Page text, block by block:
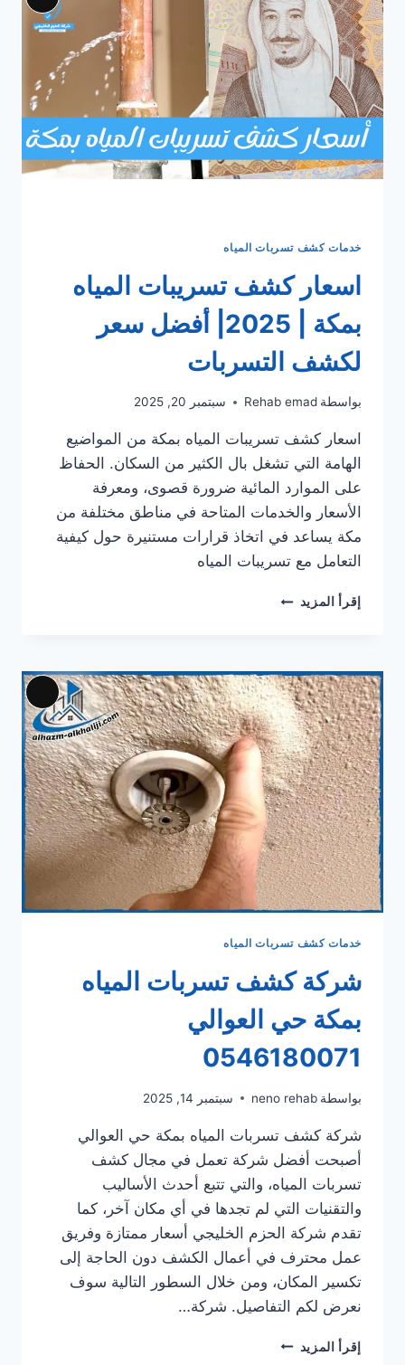
المخفية
بمكة؟
نصائح
الحزم
الخليجي
Long
خدمات كشف تسربات المياه
اسعار كشف تسريبات المياه
بمكة | 2025| أفضل سعر
لكشف التسربات
بواسطة Rehab emad سبتمبر 20, 2025
اسعار كشف تسريبات المياه بمكة من المواضيع
الهامة التي تشغل بال الكثير من السكان. الحفاظ
على الموارد المائية ضرورة قصوى، ومعرفة
الأسعار والخدمات المتاحة في مناطق مختلفة من
مكة يساعد في اتخاذ قرارات مستنيرة حول كيفية
التعامل مع تسريبات المياه
إقرأ المزيد اسعار
بمكة
|
2025|
أفضل
سعر
لكشف
التسربات
Long
خدمات كشف تسربات المياه
شركة كشف تسربات المياه
بمكة حي العوالي
0546180071
بواسطة neno rehab سبتمبر 14, 2025
شركة كشف تسربات المياه بمكة حي العوالي
أصبحت أفضل شركة تعمل في مجال كشف
تسربات المياه، والتي تتبع أحدث الأساليب
والتقنيات التي لم تجدها في أي مكان آخر، كما
تقدم شركة الحزم الخليجي أسعار ممتازة وفريق
عمل محترف في أعمال الكشف دون الحاجة إلى
تكسير المكان، ومن خلال السطور التالية سوف
نعرض لكم التفاصيل. شركة…
إقرأ المزيد شركة